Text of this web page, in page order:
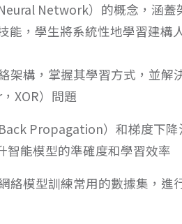
Network）的概念，涵蓋
能，學生將系統性地學習建構
架構，掌握其學習方式，並解
XOR）問題
Propagation）和梯度下
智能模型的準確度和學習效率
絡模型訓練常用的數據集，進